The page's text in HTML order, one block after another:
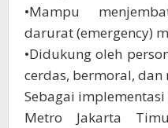
•Mampu
darurat (emergency)
•Didukung oleh
cerdas, bermoral, dan
Sebagai
Metro Jakarta